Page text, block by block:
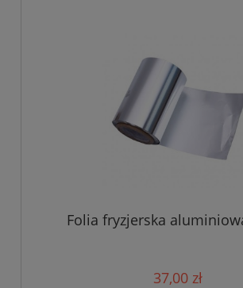
Folia fryzjerska
37,00 zł